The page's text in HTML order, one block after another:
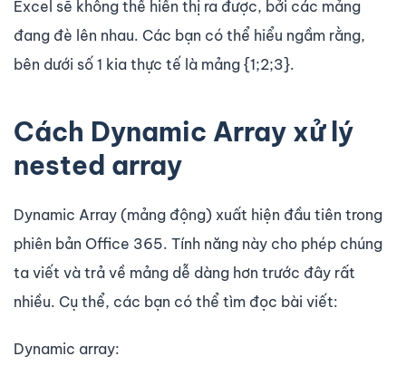
Excel sẽ không thể hiển thị ra được, bởi các mảng
đang đè lên nhau. Các bạn có thể hiểu ngầm rằng,
bên dưới số 1 kia thực tế là mảng {1;2;3}.
Cách Dynamic Array xử lý
nested array
Dynamic Array (mảng động) xuất hiện đầu tiên trong
phiên bản Office 365. Tính năng này cho phép chúng
ta viết và trả về mảng dễ dàng hơn trước đây rất
nhiều. Cụ thể, các bạn có thể tìm đọc bài viết:
Dynamic array: